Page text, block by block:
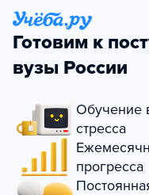
Готовим к
вузы России
Обучение
стресса
прогресса